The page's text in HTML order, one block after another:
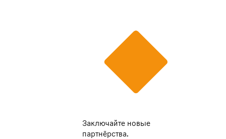
Заключайте новые
партнёрства.